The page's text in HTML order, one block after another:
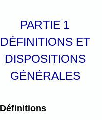
PARTIE 1
DÉFINITIONS ET
DISPOSITIONS
GÉNÉRALES
Définitions